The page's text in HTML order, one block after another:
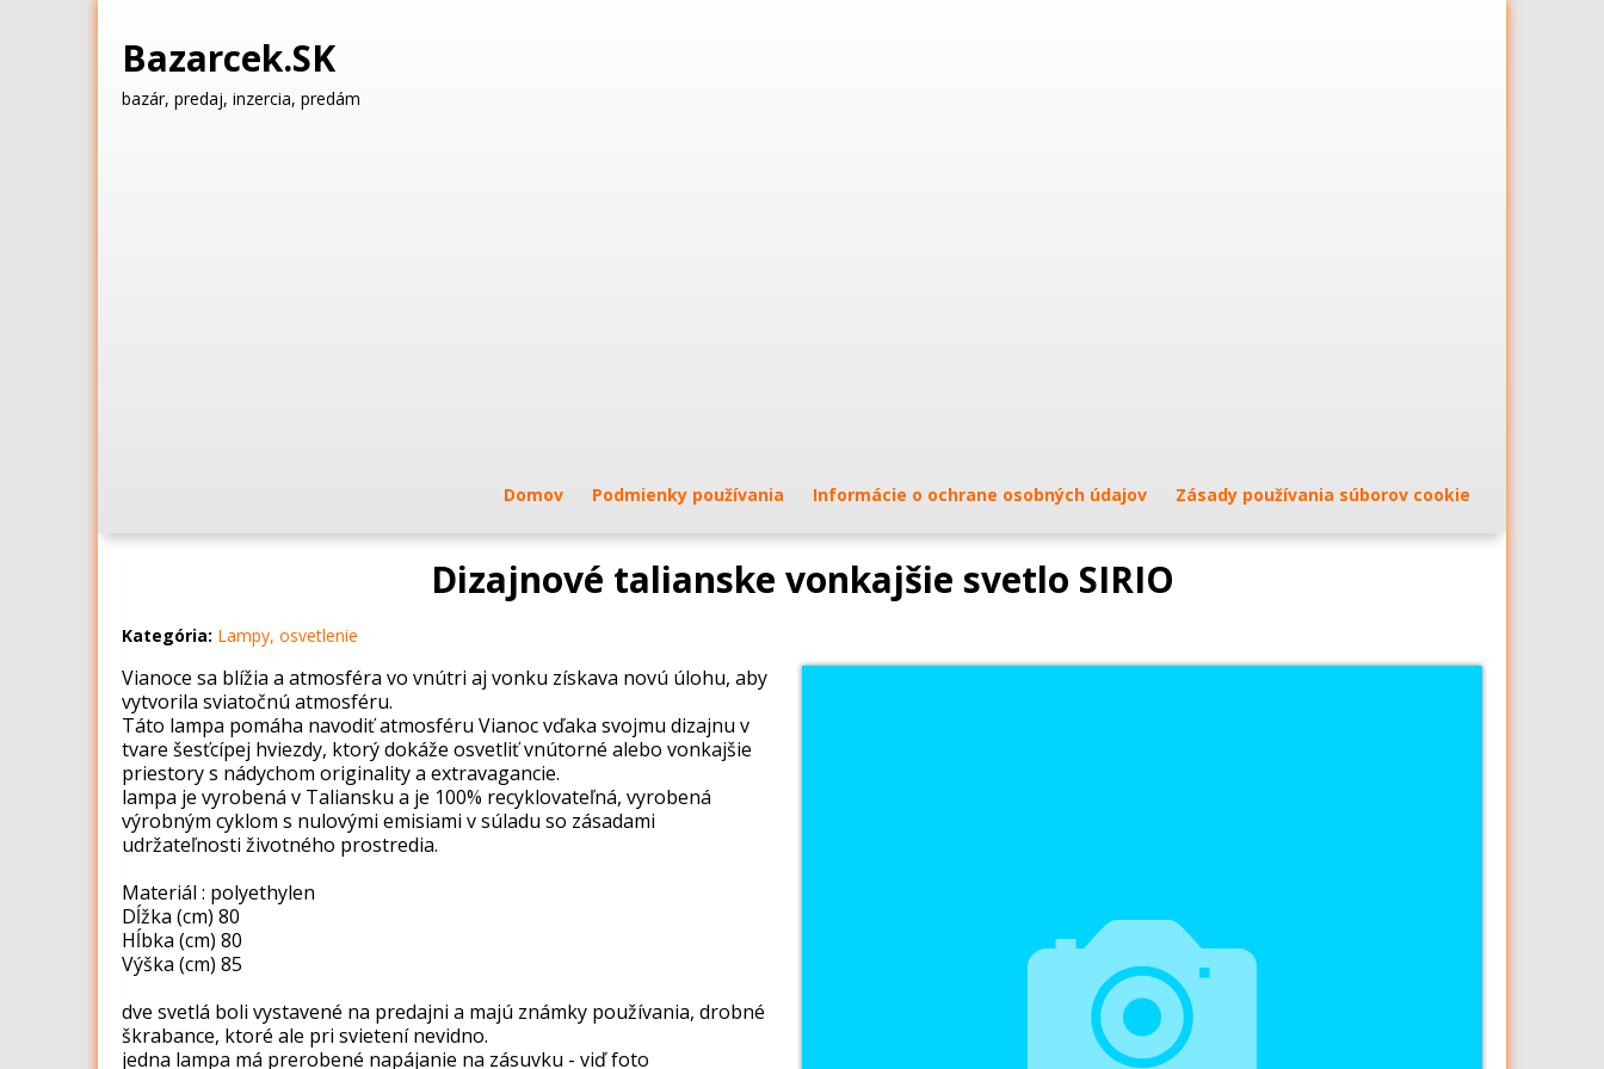
Bazarcek.SK
bazár, predaj, inzercia, predám
Domov Podmienky používania Informácie o ochrane osobných údajov Zásady používania súborov cookie
Dizajnové talianske vonkajšie svetlo SIRIO
Kategória: Lampy, osvetlenie
Vianoce sa blížia a atmosféra vo vnútri aj vonku získava novú úlohu, aby
vytvorila sviatočnú atmosféru.
Táto lampa pomáha navodiť atmosféru Vianoc vďaka svojmu dizajnu v
tvare šesťcípej hviezdy, ktorý dokáže osvetliť vnútorné alebo vonkajšie
priestory s nádychom originality a extravagancie.
lampa je vyrobená v Taliansku a je 100% recyklovateľná, vyrobená
výrobným cyklom s nulovými emisiami v súladu so zásadami
udržateľnosti životného prostredia.
Materiál : polyethylen
Dĺžka (cm) 80
Hĺbka (cm) 80
Výška (cm) 85
dve svetlá boli vystavené na predajni a majú známky používania, drobné
škrabance, ktoré ale pri svietení nevidno.
jedna lampa má prerobené napájanie na zásuvku - viď foto